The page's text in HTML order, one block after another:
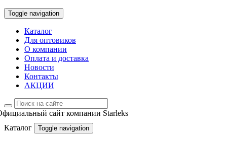
Toggle navigation
Каталог
Для оптовиков
О компании
Оплата и доставка
Новости
Контакты
АКЦИИ
сайт компании Starleks
Каталог
Toggle navigation